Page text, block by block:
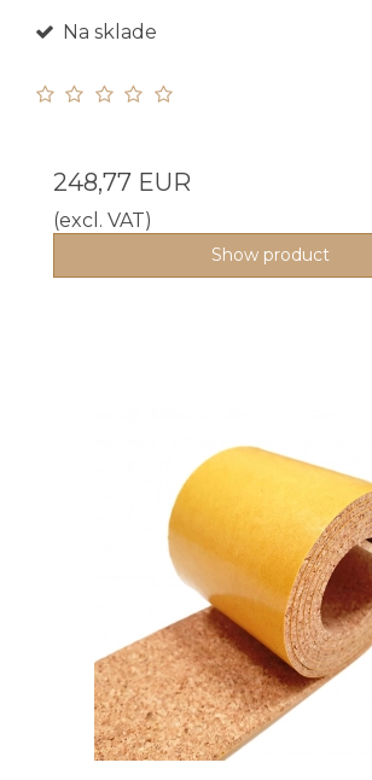
Na sklade
248,77 EUR
(excl. VAT)
Show product